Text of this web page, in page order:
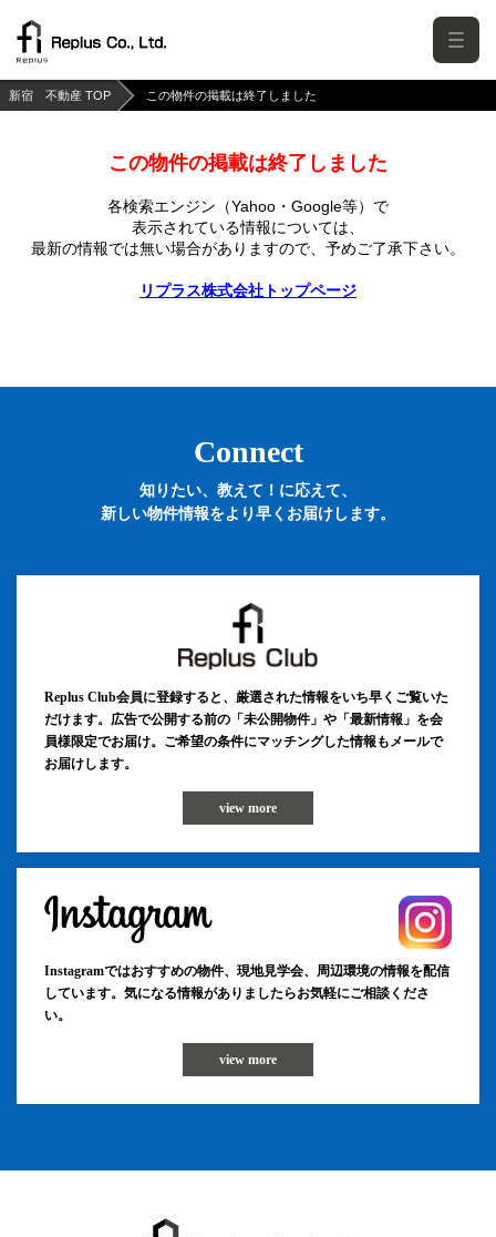
新宿 不動産 TOP この物件の掲載は終了しました
この物件の掲載は終了しました
各検索エンジン（Yahoo・Google等）で
表示されている情報については、
最新の情報では無い場合がありますので、 予めご了承下さい。
リプラス株式会社トップページ
Connect
知りたい、教えて！に応えて、
新しい物件情報をより早くお届けします。
Replus Club会員に登録すると、厳選された情報をいち早くご覧いた
だけます。広告で公開する前の「未公開物件」や「最新情報」を会
員様限定でお届け。ご希望の条件にマッチングした情報もメールで
お届けします。
view more
Instagramではおすすめの物件、現地見学会、周辺環境の情報を配信
しています。気になる情報がありましたらお気軽にご相談くださ
い。
view more